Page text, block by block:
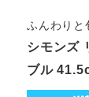
ふんわりと
シモンズ
ブル